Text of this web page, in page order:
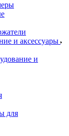
и аксессуары
и
для